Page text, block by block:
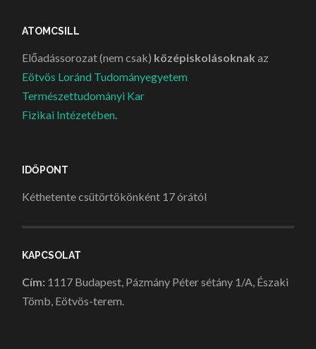
ATOMCSILL
Előadássorozat (nem csak) középiskolásoknak az
Eötvös Loránd Tudományegyetem
Természettudományi Kar
Fizikai Intézetében.
IDŐPONT
Kéthetente csütörtökönként 17 órától
KAPCSOLAT
Cím: 1117 Budapest, Pázmány Péter sétány 1/A, Északi
Tömb, Eötvös-terem.